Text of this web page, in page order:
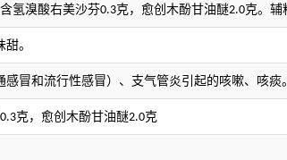
氢溴酸右美沙芬0.3克，愈创木酚甘油醚2.0克。辅
甜。
冒和流行性感冒）、支气管炎引起的咳嗽、咳痰。
0.3克，愈创木酚甘油醚2.0克